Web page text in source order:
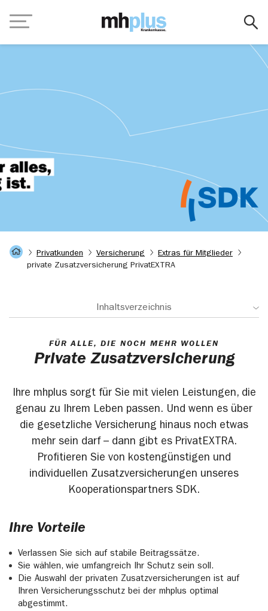
Navigation
Startseite
Privatkunden
Versicherung
Extras für Mitglieder
private Zusatzversicherung PrivatEXTRA
Inhaltsverzeichnis
FÜR ALLE, DIE NOCH MEHR WOLLEN
Private Zusatzversicherung
Ihre mhplus sorgt für Sie mit vielen Leistungen, die
genau zu Ihrem Leben passen. Und wenn es über
die gesetzliche Versicherung hinaus noch etwas
mehr sein darf – dann gibt es PrivatEXTRA.
Profitieren Sie von kostengünstigen und
individuellen Zusatzversicherungen unseres
Kooperationspartners SDK.
Ihre Vorteile
Verlassen Sie sich auf stabile Beitragssätze.
Sie wählen, wie umfangreich Ihr Schutz sein soll.
Die Auswahl der privaten Zusatzversicherungen ist auf
Ihren Versicherungsschutz bei der mhplus optimal
abgestimmt.